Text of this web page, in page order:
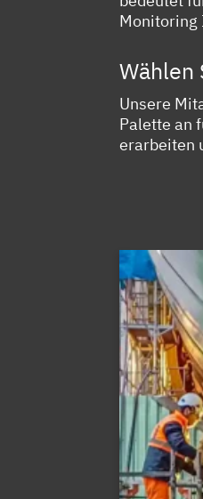
Monitoring
Wählen
Unsere
Palette an
erarbeiten